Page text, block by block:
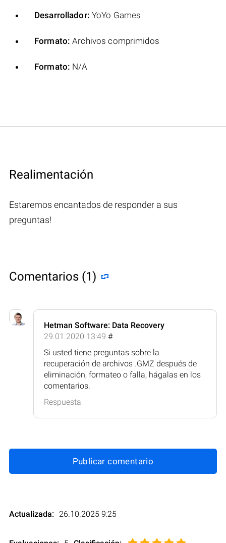
Desarrollador: YoYo Games
Formato: Archivos comprimidos
Formato: N/A
Realimentación
Estaremos encantados de responder a sus
preguntas!
Comentarios (1)
Hetman Software: Data Recovery
29.01.2020 13:49 #
Si usted tiene preguntas sobre la
recuperación de archivos .GMZ después de
eliminación, formateo o falla, hágalas en los
comentarios.
Respuesta
Publicar comentario
Actualizada: 26.10.2025 9:25